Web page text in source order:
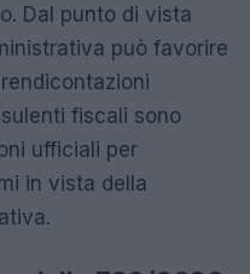
Dal punto di vista
può favorire
fiscali sono
ufficiali per
in vista della